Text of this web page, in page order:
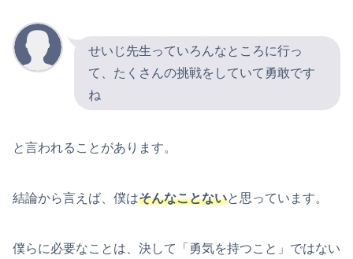
せいじ先生っていろんなところに行っ
て、たくさんの挑戦をしていて勇敢です
ね
と言われることがあります。
結論から言えば、僕はそんなことないと思っています。
僕らに必要なことは、決して「勇気を持つこと」ではない